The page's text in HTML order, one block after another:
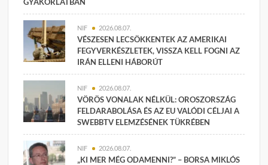
NIF 2026.08.07.
VÉSZESEN LECSÖKKENTEK AZ AMERIKAI
FEGYVERKÉSZLETEK, VISSZA KELL FOGNI AZ
IRÁN ELLENI HÁBORÚT
NIF 2026.08.07.
VÖRÖS VONALAK NÉLKÜL: OROSZORSZÁG
FELDARABOLÁSA ÉS AZ EU VALÓDI CÉLJAI A
SWEBBTV ELEMZÉSÉNEK TÜKRÉBEN
NIF 2026.08.07.
„KI MER MÉG ODAMENNI?” – BORSA MIKLÓS